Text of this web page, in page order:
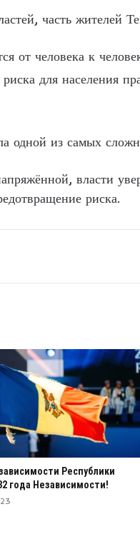
часть жителей
от человека к
для населения
одной из самых
власти
риска.
Республики
года Независимости!